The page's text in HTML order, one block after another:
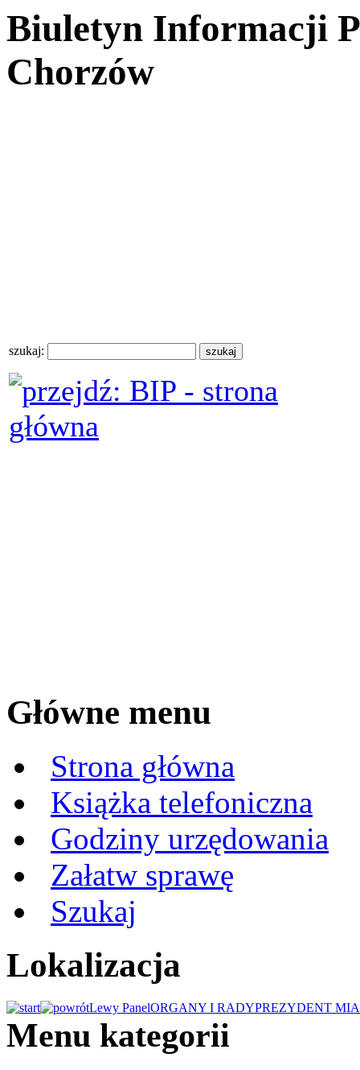
Biuletyn Informacji
Chorzów
szukaj:
Główne menu
Strona główna
Książka telefoniczna
Godziny urzędowania
Załatw sprawę
Szukaj
Lokalizacja
Lewy PanelORGANY I RADYPREZYDENT
Menu kategorii